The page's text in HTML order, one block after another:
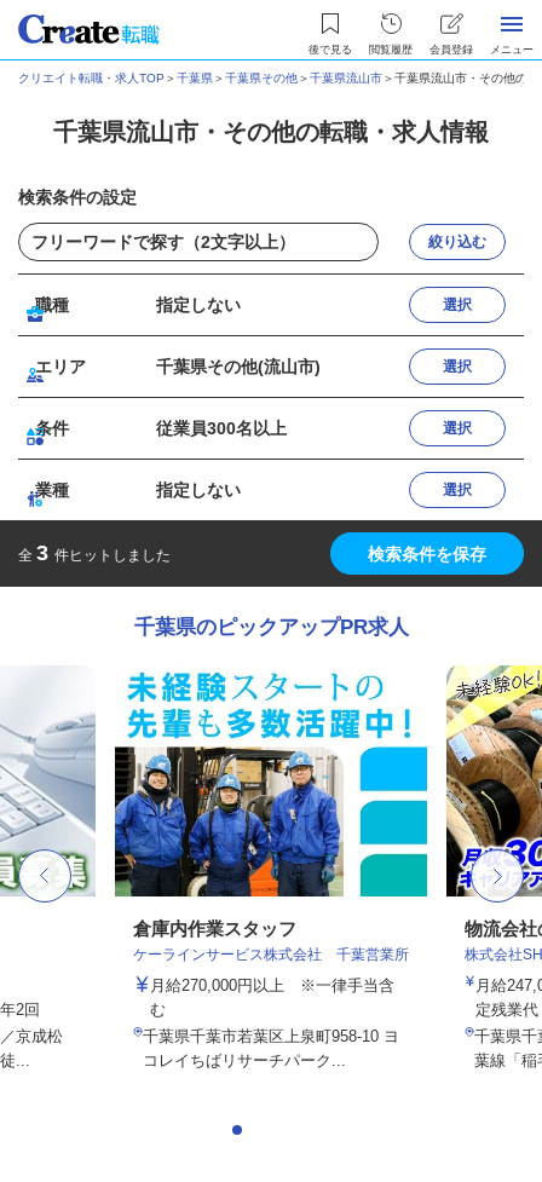
後で見る 閲覧履歴 会員登録 メニュー
クリエイト転職・求人TOP ＞千葉県＞千葉県その他＞千葉県流山市＞千葉県流山市・その他の
千葉県流山市・その他の転職・求人情報
検索条件の設定
絞り込む
職種 指定しない 選択
エリア 千葉県その他(流山市) 選択
条件 従業員300名以上 選択
業種 指定しない 選択
全 3 件ヒットしました 検索条件を保存
千葉県のピックアップPR求人
2回
京成松
...
倉庫内作業スタッフ
ケーラインサービス株式会社 千葉営業所
月給270,000円以上 ※一律手当含
む
千葉県千葉市若葉区上泉町958-10 ヨ
コレイちばリサーチパーク...
物流会社
株式会社
月給
定残業
千葉県千
葉線「稲